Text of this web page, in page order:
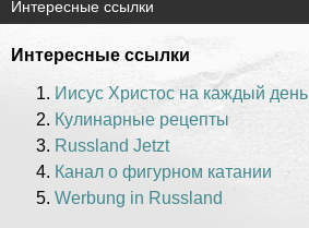
Интересные ссылки
Иисус Христос на каждый день
Кулинарные рецепты
Russland Jetzt
Канал о фигурном катании
Werbung in Russland